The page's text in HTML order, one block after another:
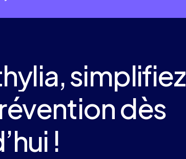
simplifiez
dès
!